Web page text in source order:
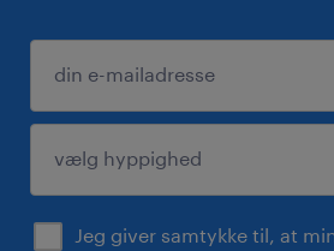
Jeg giver samtykke til, at